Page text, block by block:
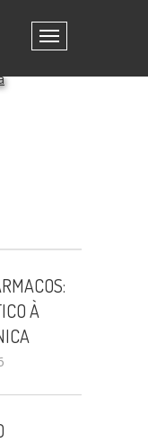
Toggle
CONTACTOS
À